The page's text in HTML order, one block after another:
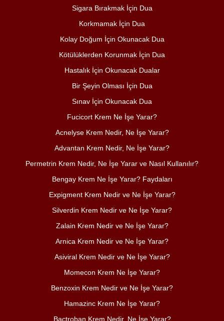
Sigara Bırakmak İçin Dua
Korkmamak İçin Dua
Kolay Doğum İçin Okunacak Dua
Kötülüklerden Korunmak İçin Dua
Hastalık İçin Okunacak Dualar
Bir Şeyin Olması İçin Dua
Sınav İçin Okunacak Dua
Fucicort Krem Ne İşe Yarar?
Acnelyse Krem Nedir, Ne İşe Yarar?
Advantan Krem Nedir, Ne İşe Yarar?
Permetrin Krem Nedir, Ne İşe Yarar ve Nasıl Kullanılır?
Bengay Krem Ne İşe Yarar? Faydaları
Expigment Krem Nedir ve Ne İşe Yarar?
Silverdin Krem Nedir ve Ne İşe Yarar?
Zalain Krem Nedir ve Ne İşe Yarar?
Arnica Krem Nedir ve Ne İşe Yarar?
Asiviral Krem Nedir ve Ne İşe Yarar?
Momecon Krem Ne İşe Yarar?
Benzoxin Krem Nedir ve Ne İşe Yarar?
Hamazinc Krem Ne İşe Yarar?
Bactroban Krem Nedir, Ne İşe Yarar?